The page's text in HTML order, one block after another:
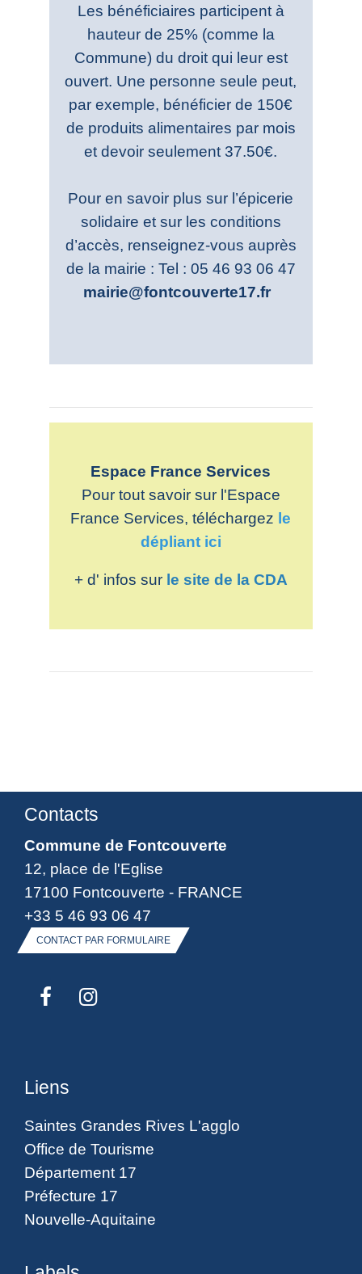
Les bénéficiaires participent à
hauteur de 25% (comme la
Commune) du droit qui leur est
ouvert. Une personne seule peut,
par exemple, bénéficier de 150€
de produits alimentaires par mois
et devoir seulement 37.50€.
Pour en savoir plus sur l’épicerie
solidaire et sur les conditions
d’accès, renseignez-vous auprès
de la mairie : Tel : 05 46 93 06 47
mairie@fontcouverte17.fr
Espace France Services
Pour tout savoir sur l'Espace
France Services, téléchargez le
dépliant ici
+ d' infos sur le site de la CDA
Contacts
Commune de Fontcouverte
12, place de l'Eglise
17100 Fontcouverte - FRANCE
+33 5 46 93 06 47
CONTACT PAR FORMULAIRE
Liens
Saintes Grandes Rives L'agglo
Office de Tourisme
Département 17
Préfecture 17
Nouvelle-Aquitaine